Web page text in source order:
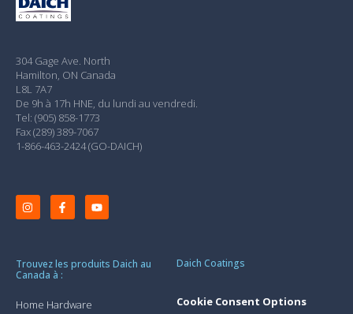
304 Gage Ave. North
Hamilton, ON Canada
L8L 7A7
De 9h à 17h HNE, du lundi au vendredi.
Tel: (905) 858-1773
Fax (289) 389-7067
1-866-463-2424 (GO-DAICH)
Trouvez les produits Daich au
Canada à :
Home Hardware
Daich Coatings
Cookie Consent Options